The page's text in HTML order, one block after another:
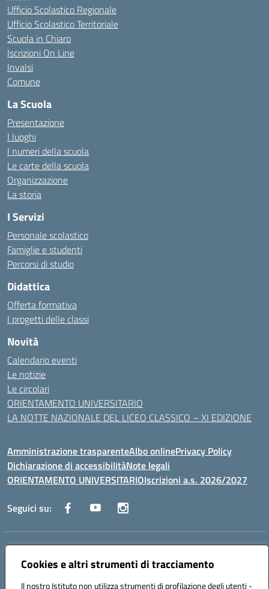
Cookies e altri strumenti di tracciamento
Il nostro Istituto non utilizza strumenti di profilazione degli utenti -
Ufficio Scolastico Regionale
Ufficio Scolastico Territoriale
Scuola in Chiaro
Iscrizioni On Line
Invalsi
Comune
La Scuola
Presentazione
I luoghi
I numeri della scuola
Le carte della scuola
Organizzazione
La storia
I Servizi
Personale scolastico
Famiglie e studenti
Percorsi di studio
Didattica
Offerta formativa
I progetti delle classi
Novità
Calendario eventi
Le notizie
Le circolari
ORIENTAMENTO UNIVERSITARIO
LA NOTTE NAZIONALE DEL LICEO CLASSICO – XI EDIZIONE
Amministrazione trasparenteAlbo onlinePrivacy Policy
Dichiarazione di accessibilitàNote legali
ORIENTAMENTO UNIVERSITARIOIscrizioni a.s. 2026/2027
Seguici su:
Indirizzo:
Centralino:0882 331218 Email:fgps210002@istruzione.it